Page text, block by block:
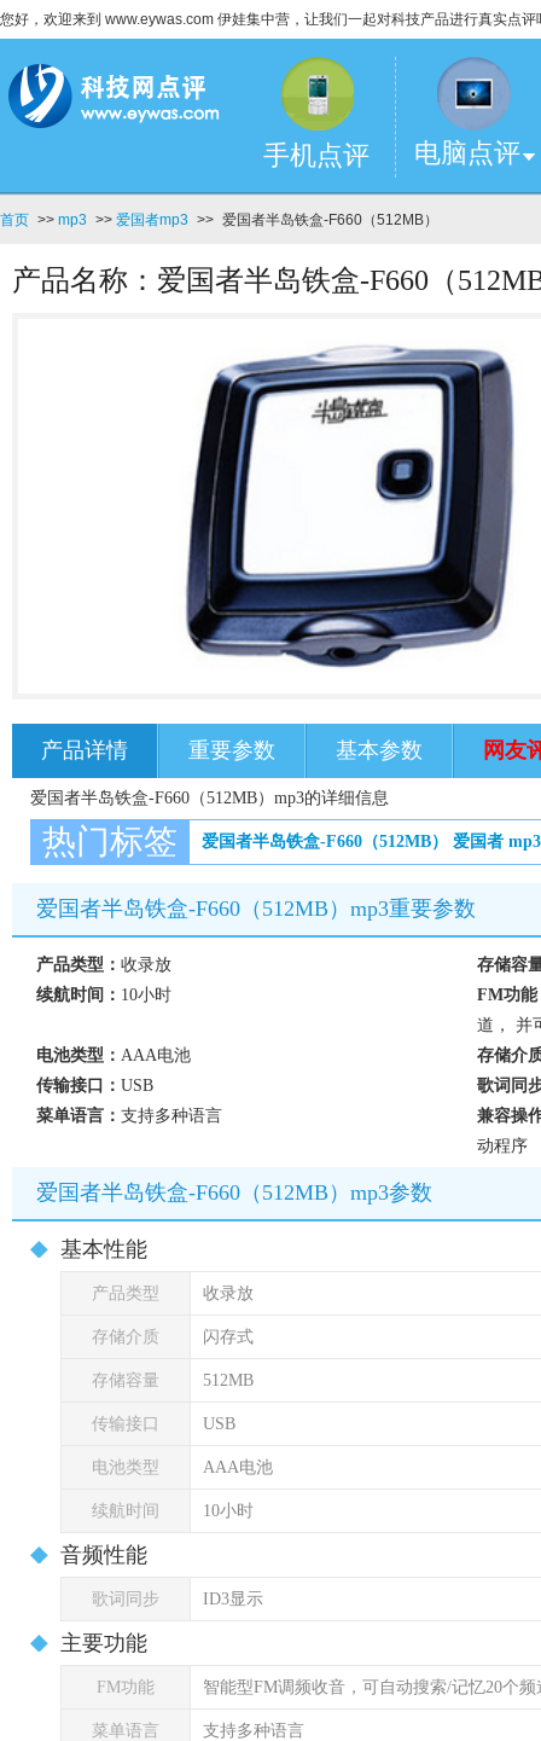
您好，欢迎来到 www.eywas.com 伊娃集中营，让我们一起对科技产品进行真实点评
手机点评 电脑点评
首页 >> mp3 >> 爱国者mp3 >> 爱国者半岛铁盒-F660（512MB）
产品名称：爱国者半岛铁盒-F660（
产品详情 重要参数 基本参数 网友
爱国者半岛铁盒-F660（512MB）mp3的详细信息
热门标签 爱国者半岛铁盒-F660（512MB） 爱国者 mp3
爱国者半岛铁盒-F660（512MB）mp3重要参数
产品类型： 收录放
存储容
续航时间： 10小时
FM功能
道， 并
电池类型： AAA电池
存储介
传输接口： USB
歌词同
菜单语言： 支持多种语言
兼容操
动程序
爱国者半岛铁盒-F660（512MB）mp3参数
基本性能
产品类型 收录放
存储介质 闪存式
存储容量 512MB
传输接口 USB
电池类型 AAA电池
续航时间 10小时
音频性能
歌词同步 ID3显示
主要功能
FM功能 智能型FM调频收音，可自动搜索/记忆20个
菜单语言 支持多种语言